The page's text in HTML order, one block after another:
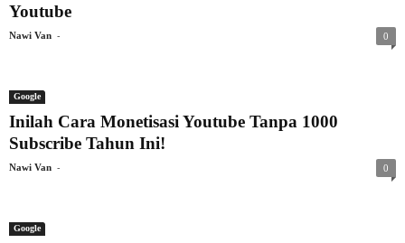
Youtube
Nawi Van - 0
Google
Inilah Cara Monetisasi Youtube Tanpa 1000
Subscribe Tahun Ini!
Nawi Van - 0
Google